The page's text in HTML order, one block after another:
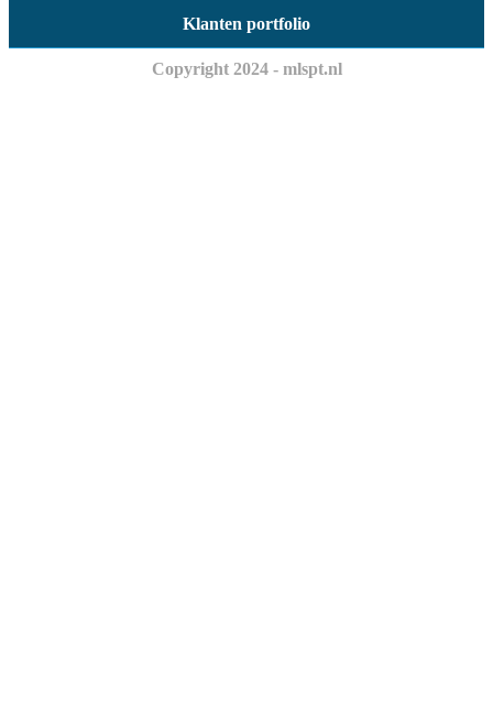
Klanten portfolio
Copyright 2024 - mlspt.nl